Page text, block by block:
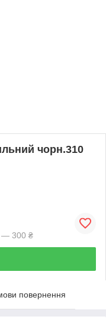
чорн.310
— 300 ₴
повернення